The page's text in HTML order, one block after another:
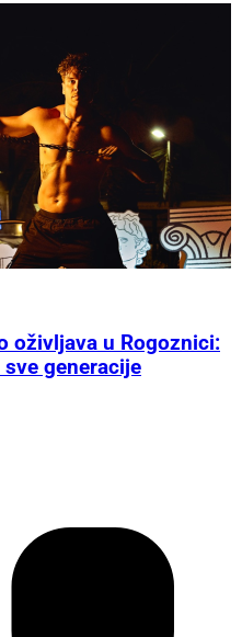
kalendar aktivnosti
oživljava u Rogoznici: